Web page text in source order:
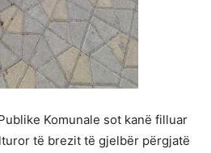
Komunale sot kanë filluar
të brezit të gjelbër përgjatë